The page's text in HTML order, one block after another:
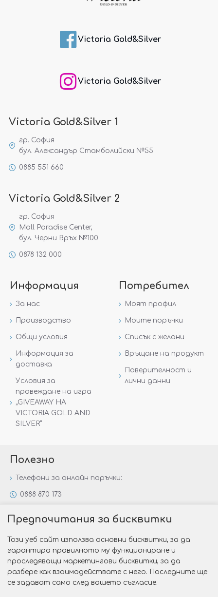
Victoria Gold&Silver
Victoria Gold&Silver
Victoria Gold&Silver 1
гр. София
бул. Александър Стамболийски №55
0885 551 660
Victoria Gold&Silver 2
гр. София
Mall Paradise Center,
бул. Черни Връх №100
0878 132 000
Информация
За нас
Производство
Общи условия
Информация за
доставка
Условия за
провеждане на игра
„GIVEAWAY НА
VICTORIA GOLD AND
SILVER“
Потребител
Моят профил
Моите поръчки
Списък с желани
Връщане на продукт
Поверителност и
лични данни
Полезно
Телефони за онлайн поръчки:
0888 870 173
Специални предложения
Защо да изберете Victoria Gold&Silver?
Как да изберем годежен пръстен?
Предпочитания за бисквитки
Този уеб сайт използва основни бисквитки, за да
гарантира правилното му функциониране и
проследяващи маркетингови бисквитки, за да
разбере как взаимодействате с него. Последните ще
се задават само след вашето съгласие.